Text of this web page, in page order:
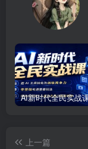
上一篇